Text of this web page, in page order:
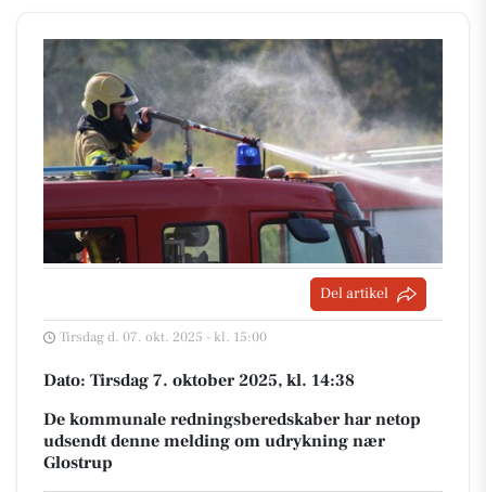
Del artikel
Tirsdag d. 07. okt. 2025 - kl. 15:00
Dato: Tirsdag 7. oktober 2025, kl. 14:38
De kommunale redningsberedskaber har netop
udsendt denne melding om udrykning nær
Glostrup